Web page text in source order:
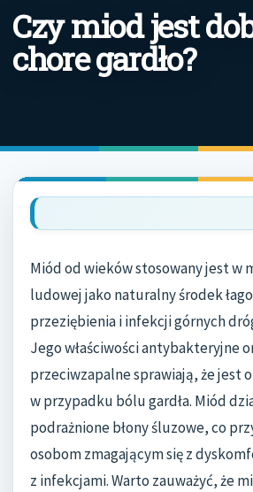
Czy miod jest
chore gardło?
Miód od wieków stosowany jest w
ludowej jako naturalny środek
przeziębienia i infekcji górnych
Jego właściwości antybakteryjne
przeciwzapalne sprawiają, że jest
w przypadku bólu gardła. Miód
podrażnione błony śluzowe, co
osobom zmagającym się z
z infekcjami. Warto zauważyć, że